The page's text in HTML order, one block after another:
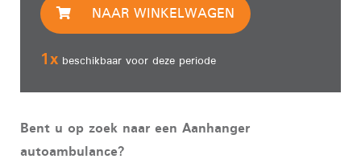
NAAR WINKELWAGEN
1x beschikbaar voor deze periode
Bent u op zoek naar een Aanhanger
autoambulance?